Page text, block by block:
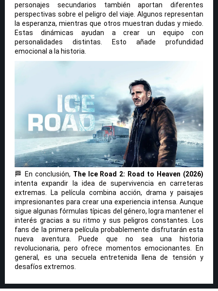
personajes secundarios también aportan diferentes
perspectivas sobre el peligro del viaje. Algunos representan
la esperanza, mientras que otros muestran dudas y miedo.
Estas dinámicas ayudan a crear un equipo con
personalidades distintas. Esto añade profundidad
emocional a la historia.
🏁 En conclusión, The Ice Road 2: Road to Heaven (2026)
intenta expandir la idea de supervivencia en carreteras
extremas. La película combina acción, drama y paisajes
impresionantes para crear una experiencia intensa. Aunque
sigue algunas fórmulas típicas del género, logra mantener el
interés gracias a su ritmo y sus peligros constantes. Los
fans de la primera película probablemente disfrutarán esta
nueva aventura. Puede que no sea una historia
revolucionaria, pero ofrece momentos emocionantes. En
general, es una secuela entretenida llena de tensión y
desafíos extremos.